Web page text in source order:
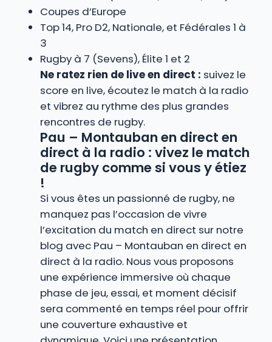
Coupes d’Europe
Top 14, Pro D2, Nationale, et Fédérales 1 à
3
Rugby à 7 (Sevens), Élite 1 et 2
Ne ratez rien de live en direct : suivez le
score en live, écoutez le match à la radio
et vibrez au rythme des plus grandes
rencontres de rugby.
Pau – Montauban en direct en
direct à la radio : vivez le match
de rugby comme si vous y étiez
!
Si vous êtes un passionné de rugby, ne
manquez pas l’occasion de vivre
l’excitation du match en direct sur notre
blog avec Pau – Montauban en direct en
direct à la radio. Nous vous proposons
une expérience immersive où chaque
phase de jeu, essai, et moment décisif
sera commenté en temps réel pour offrir
une couverture exhaustive et